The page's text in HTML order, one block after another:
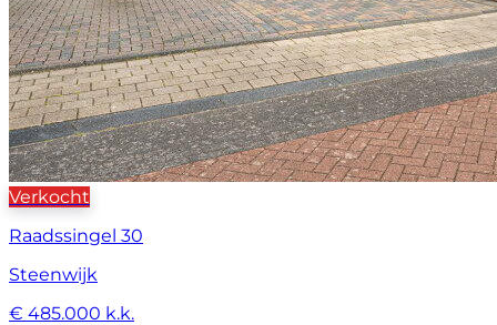
Verkocht
Raadssingel 30
Steenwijk
€ 485.000 k.k.